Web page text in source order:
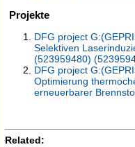
Projekte
DFG project
Selektiven
(523959480)
DFG project
Optimierung
erneuerbarer
Related: